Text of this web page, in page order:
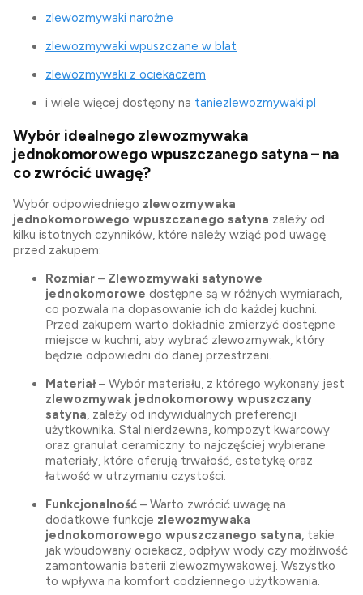
zlewozmywaki narożne
zlewozmywaki wpuszczane w blat
zlewozmywaki z ociekaczem
i wiele więcej dostępny na taniezlewozmywaki.pl
Wybór idealnego zlewozmywaka
jednokomorowego wpuszczanego satyna – na
co zwrócić uwagę?
Wybór odpowiedniego zlewozmywaka
jednokomorowego wpuszczanego satyna zależy od
kilku istotnych czynników, które należy wziąć pod uwagę
przed zakupem:
Rozmiar – Zlewozmywaki satynowe
jednokomorowe dostępne są w różnych wymiarach,
co pozwala na dopasowanie ich do każdej kuchni.
Przed zakupem warto dokładnie zmierzyć dostępne
miejsce w kuchni, aby wybrać zlewozmywak, który
będzie odpowiedni do danej przestrzeni.
Materiał– Wybór materiału, z którego wykonany jest
zlewozmywak jednokomorowy wpuszczany
satyna, zależy od indywidualnych preferencji
użytkownika. Stal nierdzewna, kompozyt kwarcowy
oraz granulat ceramiczny to najczęściej wybierane
materiały, które oferują trwałość, estetykę oraz
łatwość w utrzymaniu czystości.
Funkcjonalność – Warto zwrócić uwagę na
dodatkowe funkcje zlewozmywaka
jednokomorowego wpuszczanego satyna, takie
jak wbudowany ociekacz, odpływ wody czy możliwość
zamontowania baterii zlewozmywakowej. Wszystko
to wpływa na komfort codziennego użytkowania.